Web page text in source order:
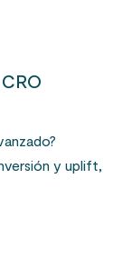
y uplift,